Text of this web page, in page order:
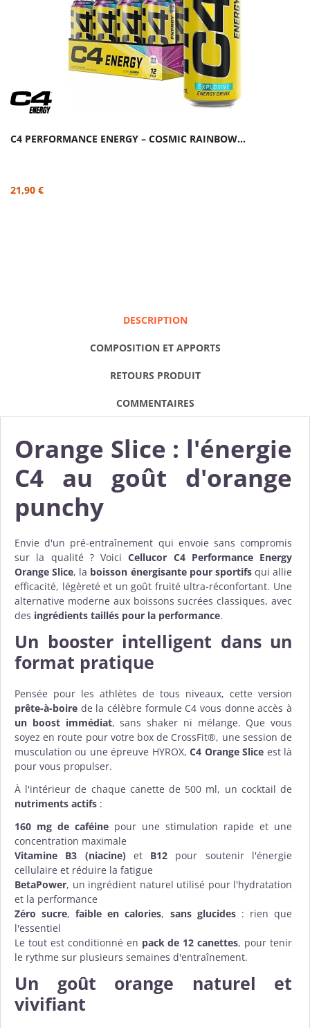
C4 PERFORMANCE ENERGY – COSMIC RAINBOW...
21,90 €
DESCRIPTION
COMPOSITION ET APPORTS
RETOURS PRODUIT
COMMENTAIRES
Orange Slice : l'énergie
C4 au goût d'orange
punchy
Envie d'un pré-entraînement qui envoie sans compromis
sur la qualité ? VoiciCellucor C4 Performance Energy
Orange Slice, la boisson énergisante pour sportifsqui allie
efficacité, légèreté et un goût fruité ultra-réconfortant. Une
alternative moderne aux boissons sucrées classiques, avec
des ingrédients taillés pour la performance.
Un boosterintelligent dans un
format pratique
Pensée pour les athlètes de tous niveaux, cette version
prête-à-boire de la célèbre formule C4 vous donne accès à
un boost immédiat, sans shaker ni mélange. Que vous
soyez en route pour votre box de CrossFit®, une session de
musculation ou une épreuve HYROX,C4 Orange Slice est là
pour vous propulser.
À l'intérieur de chaque canette de 500 ml, un cocktail de
nutriments actifs :
160 mg de caféine pour une stimulation rapide et une
concentration maximale
Vitamine B3 (niacine)et B12 pour soutenir l'énergie
cellulaire et réduire la fatigue
BetaPower, un ingrédient naturel utilisé pour l'hydratation
et la performance
Zéro sucre,faible en calories, sans glucides: rien que
l'essentiel
Le tout est conditionné en pack de 12 canettes, pour tenir
le rythme sur plusieurs semaines d'entraînement.
Un goût orange naturel et
vivifiant